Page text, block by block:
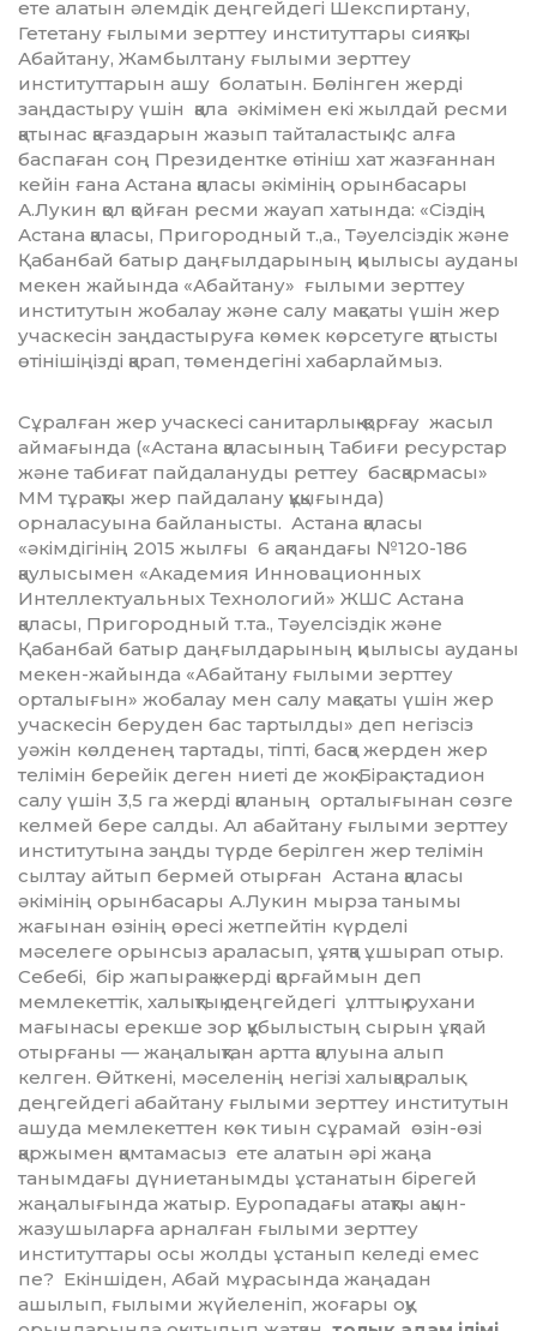
ете алатын әлемдік деңгейдегі Шекспиртану,
Гететану ғылыми зерттеу инс­титуттары сияқты
Абайтану, Жамбылтану ғылыми зерттеу
институттарын ашу болатын. Бөлінген жерді
заңдастыру үшін қала әкімімен екі жылдай ресми
қатынас қағаздарын жазып тайталастық. Іс алға
баспаған соң Президентке өтініш хат жазғаннан
кейін ғана Астана қаласы әкімінің орынбасары
А.Лукин қол қойған ресми жауап хатында: «Сіздің
Астана қаласы, Пригородный т.,а., Тәуелсіздік және
Қабанбай батыр даңғылдарының қиылысы ауданы
мекен жайында «Абайтану» ғылыми зерттеу
институтын жобалау және салу мақсаты үшін жер
учаскесін заңдастыруға көмек көрсетуге қатысты
өтінішіңізді қарап, төмендегіні хабарлаймыз.
Сұралған жер учаскесі санитарлық-қорғау жасыл
аймағында («Астана қаласының Табиғи ресурстар
және табиғат пайдалануды реттеу басқар­масы»
ММ тұрақты жер пайдалану құқығында)
орналасуына байланысты. Астана қаласы
«әкімдігінің 2015 жылғы 6 ақпан­дағы №120-186
қаулы­сымен «Академия Инновационных
Интеллектуальных Технологий» ЖШС Астана
қаласы, Пригородный т.та., Тәуелсіздік және
Қабанбай батыр даңғылдарының қиылысы ауданы
мекен-жайында «Абайтану ғылыми зерттеу
орталығын» жобалау мен салу мақсаты үшін жер
учаскесін беруден бас тартылды» деп негізсіз
уәжін көлденең тартады, тіпті, басқа жерден жер
телімін берейік деген ниеті де жоқ. Бірақ стадион
салу үшін 3,5 га жерді қаланың орталығынан сөзге
келмей бере салды. Ал абайтану ғылыми зерттеу
институтына заңды түрде берілген жер телімін
сылтау айтып бермей отырған Астана қаласы
әкімінің орынбасары А.Лукин мырза танымы
жағынан өзінің өресі жетпейтін күрделі
мәселеге орынсыз араласып, ұятқа ұшырап отыр.
Себебі, бір жапырақ жерді қорғаймын деп
мемлекеттік, халықтық деңгейдегі ұлттық рухани
мағынасы ерекше зор құбылыстың сырын ұқпай
отырғаны — жаңалықтан артта қалуына алып
келген. Өйткені, мәселенің негізі халықаралық
деңгейдегі абайтану ғылыми зерттеу институтын
ашуда мемлекеттен көк тиын сұрамай өзін-өзі
қаржымен қамтамасыз ете алатын әрі жаңа
танымдағы дүниетанымды ұстанатын бірегей
жаңалығында жатыр. Еуропадағы атақты ақын-
жазушыларға арналған ғылыми зерттеу
институттары осы жолды ұстанып келеді емес
пе? Екіншіден, Абай мұрасында жаңадан
ашылып, ғылыми жүйеленіп, жоғары оқу